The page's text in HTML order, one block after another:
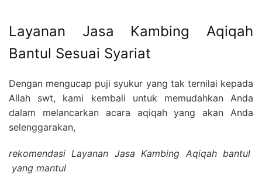
Layanan Jasa Kambing Aqiqah
Bantul Sesuai Syariat
Dengan mengucap puji syukur yang tak ternilai kepada
Allah swt, kami kembali untuk memudahkan Anda
dalam melancarkan acara aqiqah yang akan Anda
selenggarakan,
rekomendasi Layanan Jasa Kambing Aqiqah bantul
yang mantul